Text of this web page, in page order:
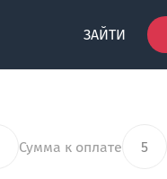
ЗАЙТИ
Сумма к оплате 5